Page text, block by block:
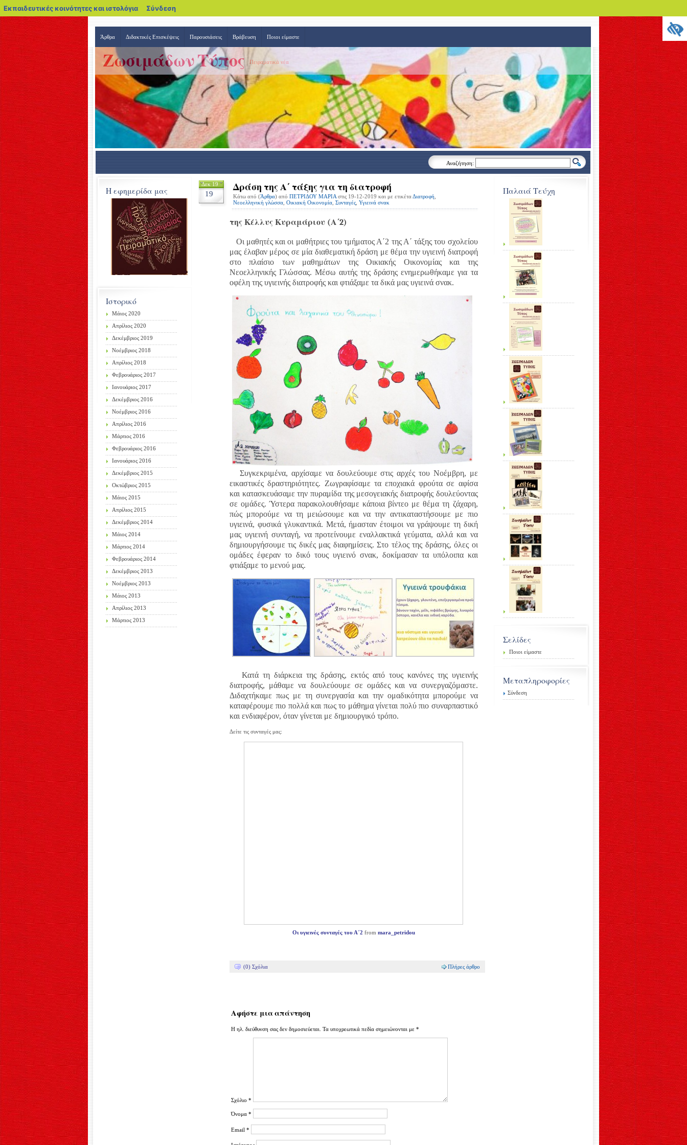
Εκπαιδευτικές κοινότητες και ιστολόγια blogs.sch.gr
Σύνδεση
Άρθρα Διδακτικές Επισκέψεις Παρουσιάσεις Βράβευση Ποιοι είμαστε
Ζωσιμάδων Τύπος Πειραματικά νέα
Αναζήτηση:
Η εφημερίδα μας
Ιστορικό
Μάιος 2020
Απρίλιος 2020
Δεκέμβριος 2019
Νοέμβριος 2018
Απρίλιος 2018
Φεβρουάριος 2017
Ιανουάριος 2017
Δεκέμβριος 2016
Νοέμβριος 2016
Απρίλιος 2016
Μάρτιος 2016
Φεβρουάριος 2016
Ιανουάριος 2016
Δεκέμβριος 2015
Οκτώβριος 2015
Μάιος 2015
Απρίλιος 2015
Δεκέμβριος 2014
Μάιος 2014
Μάρτιος 2014
Φεβρουάριος 2014
Δεκέμβριος 2013
Νοέμβριος 2013
Μάιος 2013
Απρίλιος 2013
Μάρτιος 2013
Δεκ 19
19
Δράση της Α΄ τάξης για τη διατροφή
Κάτω από (Άρθρα) από ΠΕΤΡΙΔΟΥ ΜΑΡΙΑ στις 19-12-2019 και με ετικέταΔιατροφή
Νεοελληνική γλώσσα Οικιακή Οικονομία Συνταγές Υγιεινά σνακ
της Κέλλυς Κυραμάριου (Α΄2)
Οι μαθητές και οι μαθήτριες του τμήματος Α΄2 της Α΄ τάξης του σχολείου
μας έλαβαν μέρος σε μία διαθεματική δράση με θέμα την υγιεινή διατροφή
στο πλαίσιο των μαθημάτων της Οικιακής Οικονομίας και της
Νεοελληνικής Γλώσσας. Μέσω αυτής της δράσης ενημερωθήκαμε για τα
οφέλη της υγιεινής διατροφής και φτιάξαμε τα δικά μας υγιεινά σνακ.
Συγκεκριμένα, αρχίσαμε να δουλεύουμε στις αρχές του Νοέμβρη, με
εικαστικές δραστηριότητες. Ζωγραφίσαμε τα εποχιακά φρούτα σε αφίσα
και κατασκευάσαμε την πυραμίδα της μεσογειακής διατροφής δουλεύοντας
σε ομάδες. Ύστερα παρακολουθήσαμε κάποια βίντεο με θέμα τη ζάχαρη,
πώς μπορούμε να τη μειώσουμε και να την αντικαταστήσουμε με πιο
υγιεινά, φυσικά γλυκαντικά. Μετά, ήμασταν έτοιμοι να γράψουμε τη δική
μας υγιεινή συνταγή, να προτείνουμε εναλλακτικά γεύματα, αλλά και να
δημιουργήσουμε τις δικές μας διαφημίσεις. Στο τέλος της δράσης, όλες οι
ομάδες έφεραν το δικό τους υγιεινό σνακ, δοκίμασαν τα υπόλοιπα και
φτιάξαμε το μενού μας.
Κατά τη διάρκεια της δράσης, εκτός από τους κανόνες της υγιεινής
διατροφής, μάθαμε να δουλεύουμε σε ομάδες και να συνεργαζόμαστε.
Διδαχτήκαμε πως με τη συνεργασία και την ομαδικότητα μπορούμε να
καταφέρουμε πιο πολλά και πως το μάθημα γίνεται πολύ πιο συναρπαστικό
και ενδιαφέρον, όταν γίνεται με δημιουργικό τρόπο.
Δείτε τις συνταγές μας:
Οι υγιεινές συνταγές του Α΄2 from mara_petridou
(0) Σχόλια Πλήρες άρθρο
Αφήστε μια απάντηση
Η ηλ. διεύθυνση σας δεν δημοσιεύεται. Τα υποχρεωτικά πεδία σημειώνονται με *
Σχόλιο *
Όνομα *
Email *
Παλαιά Τεύχη
Σελίδες
Ποιοι είμαστε
Μεταπληροφορίες
Σύνδεση